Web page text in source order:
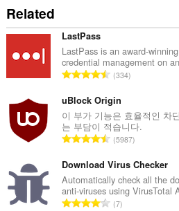
고
수
정
수
습
다.
이
확
능
은
탭
및
Related
LastPass
LastPass is an award-
credential management on
총
급
수
:
334
uBlock Origin
이 부가 기능은 효율적인 차
는 부담이 적습니다.
총
급
수
:
5987
Download Virus Checker
Automatically check all the
anti-viruses using VirusTotal
총
7